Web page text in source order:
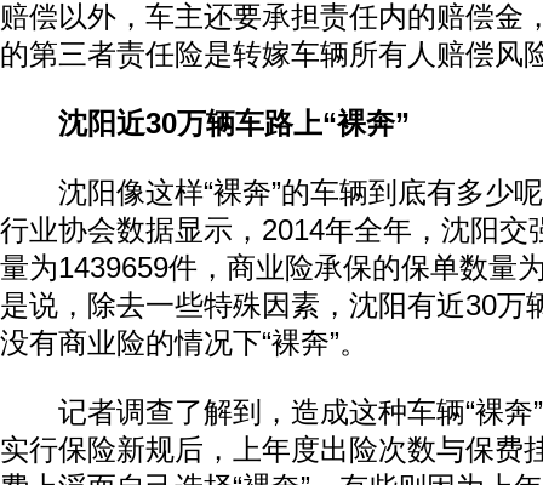
赔偿以外，车主还要承担责任内的赔偿金
的第三者责任险是转嫁车辆所有人赔偿风
沈阳近30万辆车路上“裸奔”
沈阳像这样“裸奔”的车辆到底有多少
行业协会数据显示，2014年全年，沈阳交
量为1439659件，商业险承保的保单数量
是说，除去一些特殊因素，沈阳有近30万
没有商业险的情况下“裸奔”。
记者调查了解到，造成这种车辆“裸奔
实行保险新规后，上年度出险次数与保费